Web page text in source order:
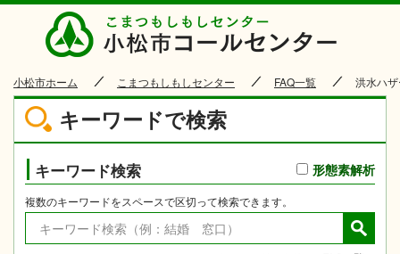
小松市ホーム こまつもしもしセンター FAQ一覧 洪水ハ
キーワードで検索
キーワード検索 形態素解析
複数のキーワードをスペースで区切って検索できます。